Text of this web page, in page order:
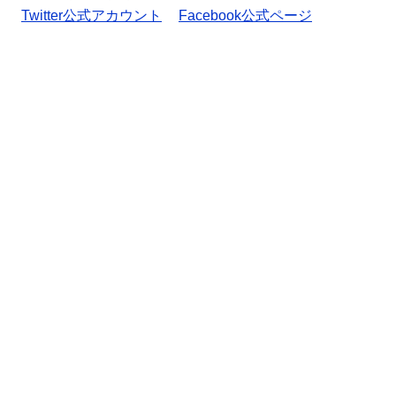
Twitter公式アカウント
Facebook公式ページ